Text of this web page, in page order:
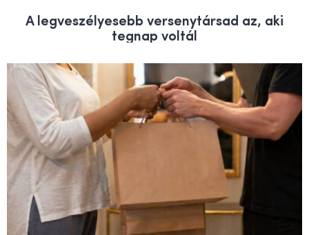
A legveszélyesebb versenytársad az, aki
tegnap voltál